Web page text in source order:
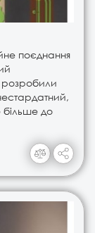
поєднання
розробили
більше до
лампу з